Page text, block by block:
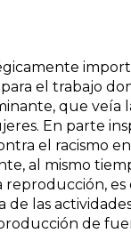
el trabajo
que veía
En parte
el racismo
al mismo
de las
de